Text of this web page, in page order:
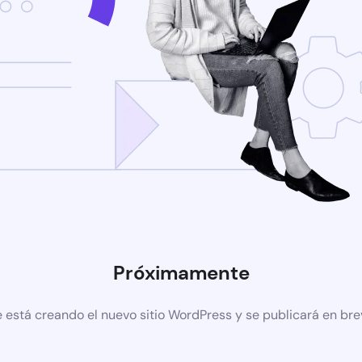
Próximamente
está creando el nuevo sitio WordPress y se publicará en